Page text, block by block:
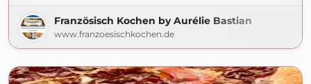
Französisch Kochen by Aurélie Bastian
www.franzoesischkochen.de